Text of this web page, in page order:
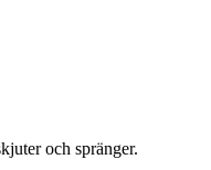
och spränger.